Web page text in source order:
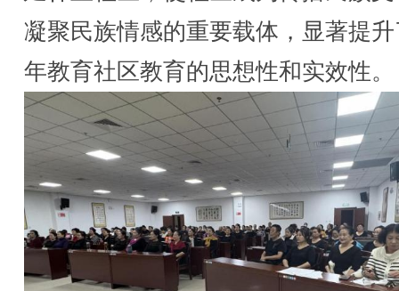
凝聚民族情感的重要载体，显著提
年教育社区教育的思想性和实效性。